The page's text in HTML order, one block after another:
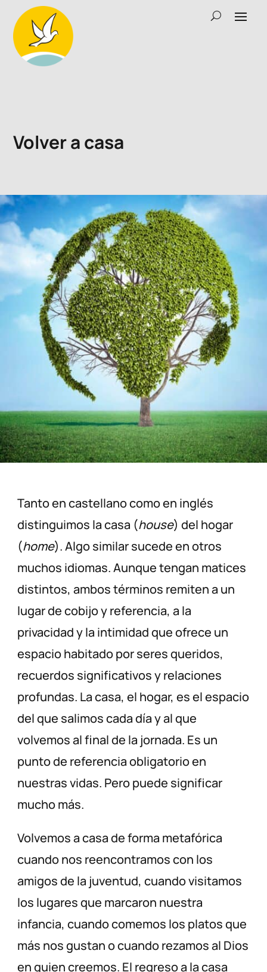
Volver a casa
Tanto en castellano como en inglés
distinguimos la casa (house) del hogar
(home). Algo similar sucede en otros
muchos idiomas. Aunque tengan matices
distintos, ambos términos remiten a un
lugar de cobijo y referencia, a la
privacidad y la intimidad que ofrece un
espacio habitado por seres queridos,
recuerdos significativos y relaciones
profundas. La casa, el hogar, es el espacio
del que salimos cada día y al que
volvemos al final de la jornada. Es un
punto de referencia obligatorio en
nuestras vidas. Pero puede significar
mucho más.
Volvemos a casa de forma metafórica
cuando nos reencontramos con los
amigos de la juventud, cuando visitamos
los lugares que marcaron nuestra
infancia, cuando comemos los platos que
más nos gustan o cuando rezamos al Dios
en quien creemos. El regreso a la casa